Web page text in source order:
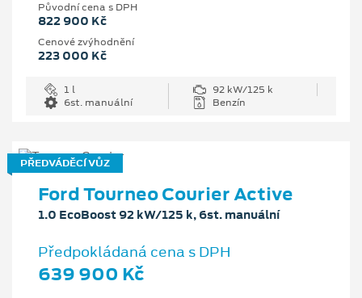
Původní cena s DPH
822 900 Kč
Cenové zvýhodnění
223 000 Kč
1 l
92 kW/125 k
6st. manuální
Benzín
PŘEDVÁDĚCÍ VŮZ
Ford Tourneo Courier Active
1.0 EcoBoost 92 kW/125 k, 6st. manuální
Předpokládaná cena s DPH
639 900 Kč